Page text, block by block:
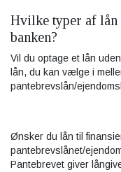
Hvilke typer af lån
banken?
Vil du optage et lån
lån, du kan vælge i
pantebrevslån/
Ønsker du lån til
pantebrevslånet/
Pantebrevet giver